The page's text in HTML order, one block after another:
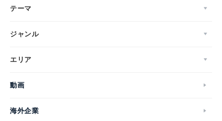
テーマ
ジャンル
エリア
動画
海外企業